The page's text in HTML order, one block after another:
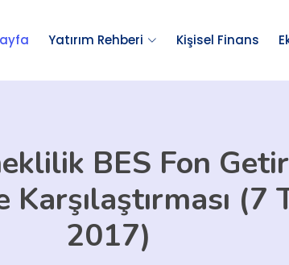
Yatırım Rehberi Kişisel Finans
BES Fon
Karşılaştırması (7
2017)